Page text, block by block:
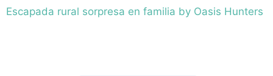
Escapada rural sorpresa en familia by Oasis Hunters